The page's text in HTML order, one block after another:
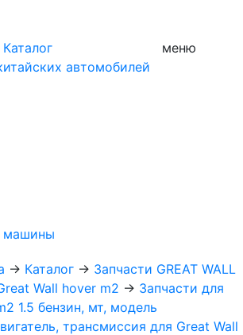
автомобилей
меню
машины
→ Каталог → Запчасти GREAT WALL
Wall hover m2 → Запчасти для
1.5 бензин, мт, модель
трансмиссия для Great Wall